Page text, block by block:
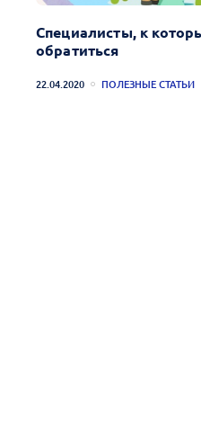
Специалисты, к
обратиться
22.04.2020 ПОЛЕЗНЫЕ СТАТЬИ